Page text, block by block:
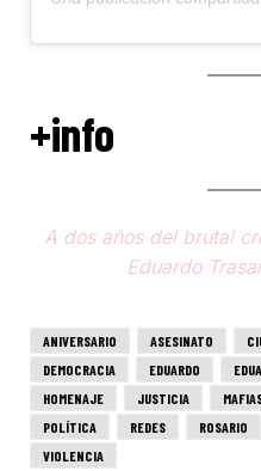
+info
A dos años del brutal
Eduardo
ANIVERSARIO ASESINATO
DEMOCRACIA
EDUARDO
HOMENAJE
JUSTICIA
POLÍTICA
REDES ROSARIO
VIOLENCIA